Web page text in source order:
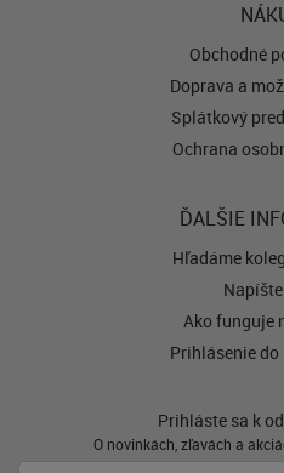
Obchodné
Doprava a
Splátkový
Ochrana
ĎALŠIE
Hľadáme
Ako funguje
Prihlásenie
Prihláste sa k
O novinkách, zľavách a